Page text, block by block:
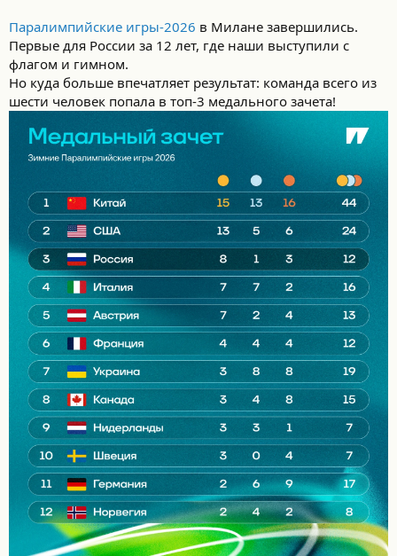
Паралимпийские игры-2026 в Милане завершились.
Первые для России за 12 лет, где наши выступили с
флагом и гимном.
Но куда больше впечатляет результат: команда всего из
шести человек попала в топ-3 медального зачета!